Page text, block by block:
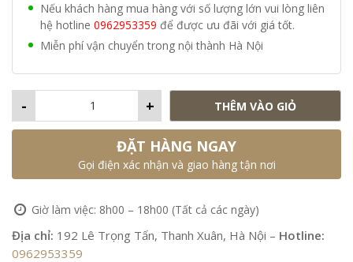
Nếu khách hàng mua hàng với số lượng lớn vui lòng liên
hệ hotline 0962953359 để được ưu đãi với giá tốt.
Miễn phí vận chuyển trong nội thành Hà Nội
+
- THÊM VÀO GIỎ
ĐẶT HÀNG NGAY
Gọi điện xác nhận và giao hàng tận nơi
Giờ làm việc: 8h00 – 18h00 (Tất cả các ngày)
Địa chỉ: 192 Lê Trọng Tấn, Thanh Xuân, Hà Nội – Hotline:
0962953359